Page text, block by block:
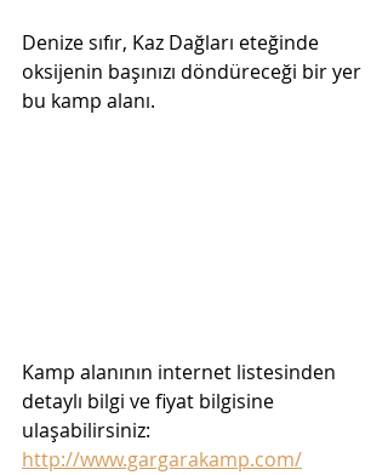
Denize sıfır, Kaz Dağları eteğinde
oksijenin başınızı döndüreceği bir yer
bu kamp alanı.
Kamp alanının internet listesinden
detaylı bilgi ve fiyat bilgisine
ulaşabilirsiniz:
http://www.gargarakamp.com/